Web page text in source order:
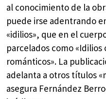
al conocimiento de la
puede irse adentrando
«idilios», que en el
parcelados como «Idilios
románticos». La
adelanta a otros títulos
asegura Fernández